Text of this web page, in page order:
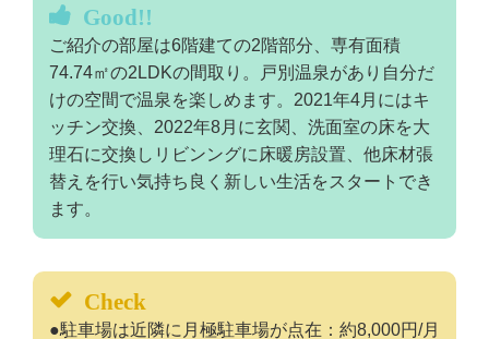
Good!!
ご紹介の部屋は6階建ての2階部分、専有面積
74.74㎡の2LDKの間取り。戸別温泉があり自分だ
けの空間で温泉を楽しめます。2021年4月にはキ
ッチン交換、2022年8月に玄関、洗面室の床を大
理石に交換しリビンングに床暖房設置、他床材張
替えを行い気持ち良く新しい生活をスタートでき
ます。
Check
●駐車場は近隣に月極駐車場が点在：約8,000円/月